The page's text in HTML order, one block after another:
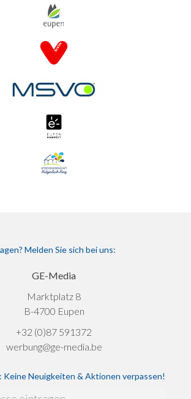
Melden Sie sich bei uns:
GE-Media
Marktplatz 8
B-4700 Eupen
+32 (0)87 591372
werbung@ge-media.be
Keine Neuigkeiten & Aktionen verpassen!